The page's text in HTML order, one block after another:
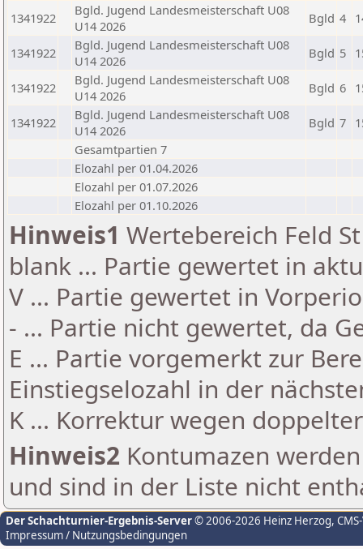
1341922
Bgld. Jugend Landesmeisterschaft U08
U14 2026
Bgld 4
1341922
Bgld. Jugend Landesmeisterschaft U08
U14 2026
Bgld 5
1341922
Bgld. Jugend Landesmeisterschaft U08
U14 2026
Bgld 6
1341922
Bgld. Jugend Landesmeisterschaft U08
U14 2026
Bgld 7
Gesamtpartien 7
Elozahl per 01.04.2026
Elozahl per 01.07.2026
Elozahl per 01.10.2026
Hinweis1 Wertebereich Feld
blank ... Partie gewertet in
V ... Partie gewertet in
- ... Partie nicht gewertet, da
E ... Partie vorgemerkt zur
Einstiegselozahl in der
K ... Korrektur wegen
Hinweis2 Kontumazen
und sind in der Liste nicht
Der Schachturnier-Ergebnis-Server© 2006-2026 Heinz Herzog,
Impressum / Nutzungsbedingungen